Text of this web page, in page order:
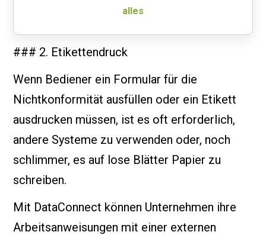
alles
### 2. Etikettendruck
Wenn Bediener ein Formular für die
Nichtkonformität ausfüllen oder ein Etikett
ausdrucken müssen, ist es oft erforderlich,
andere Systeme zu verwenden oder, noch
schlimmer, es auf lose Blätter Papier zu
schreiben.
Mit DataConnect können Unternehmen ihre
Arbeitsanweisungen mit einer externen